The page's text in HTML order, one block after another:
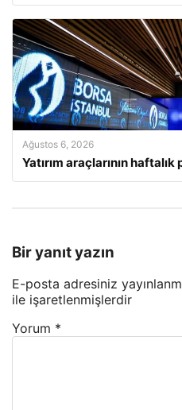
Ağustos 6, 2026
Yatırım araçlarının
Bir yanıt yazın
E-posta adresiniz
ile işaretlenmişlerdir
Yorum *